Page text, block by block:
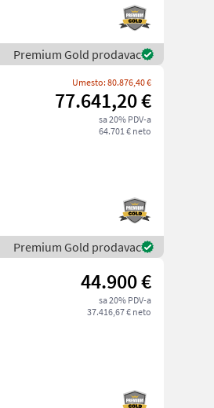
Premium Gold prodavac
Umesto: 80.876,40 €
77.641,20 €
sa 20% PDV-a
64.701 € neto
Premium Gold prodavac
44.900 €
sa 20% PDV-a
37.416,67 € neto